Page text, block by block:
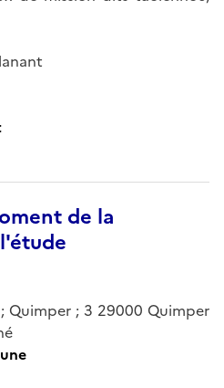
de la
Quimper ; 3 29000 Quimper